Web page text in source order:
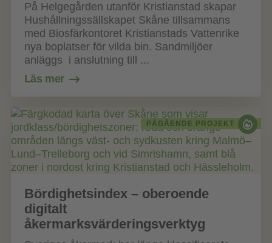
På Helgegården utanför Kristianstad skapar
Hushållningssällskapet Skåne tillsammans
med Biosfärkontoret Kristianstads Vattenrike
nya boplatser för vilda bin. Sandmiljöer
anläggs i anslutning till ...
Läs mer
PÅGÅENDE PROJEKT
Bördighetsindex – oberoende
digitalt
åkermarksvärderingsverktyg